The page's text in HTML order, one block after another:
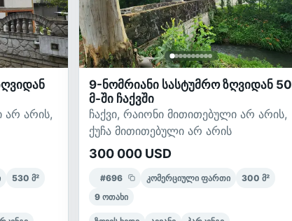
არ არის,
530 მ²
9-ნომრიანი სასტუმრო ზღვიდან 50
მ-ში ჩაქვში
ჩაქვი, რაიონი მითითებული არ არის,
ქუჩა მითითებული არ არის
300 000 USD
#696 კომერციული ფართი 300 მ²
9 ოთახი